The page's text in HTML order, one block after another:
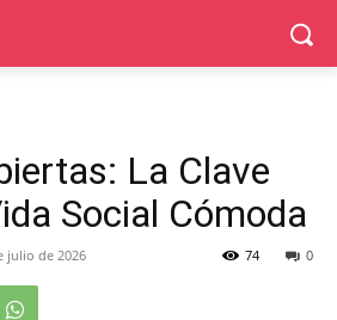
La Clave
Social Cómoda
julio de 2026 0
74